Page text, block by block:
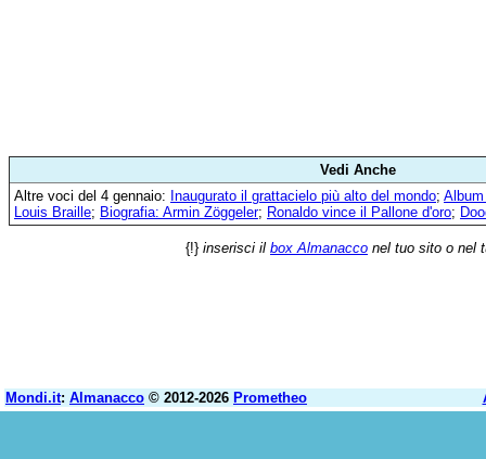
Vedi Anche
Altre voci del 4 gennaio: Inaugurato il grattacielo più alto del mondo;
Louis Braille; Biografia: Armin Zöggeler; Ronaldo vince il Pallone d'oro;
{!} inserisci il box Almanacco nel tuo sito o nel
Mondi.it: Almanacco © 2012-2026 Prometheo